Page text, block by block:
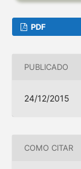
PDF
PUBLICADO
24/12/2015
COMO CITAR